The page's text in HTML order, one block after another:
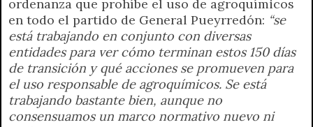
ordenanza que prohíbe el uso de agroquímicos
en todo el partido de General Pueyrredón: “se
está trabajando en conjunto con diversas
entidades para ver cómo terminan estos 150 días
de transición y qué acciones se promueven para
el uso responsable de agroquímicos. Se está
trabajando bastante bien, aunque no
consensuamos un marco normativo nuevo ni